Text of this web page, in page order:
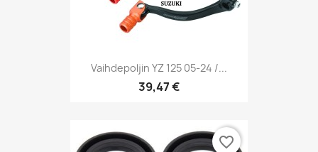
Vaihdepoljin YZ 125 05-24 /...
39,47 €
favorite_border